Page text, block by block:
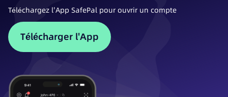
Téléchargez l'App SafePal pour ouvrir un compte
Télécharger l'App